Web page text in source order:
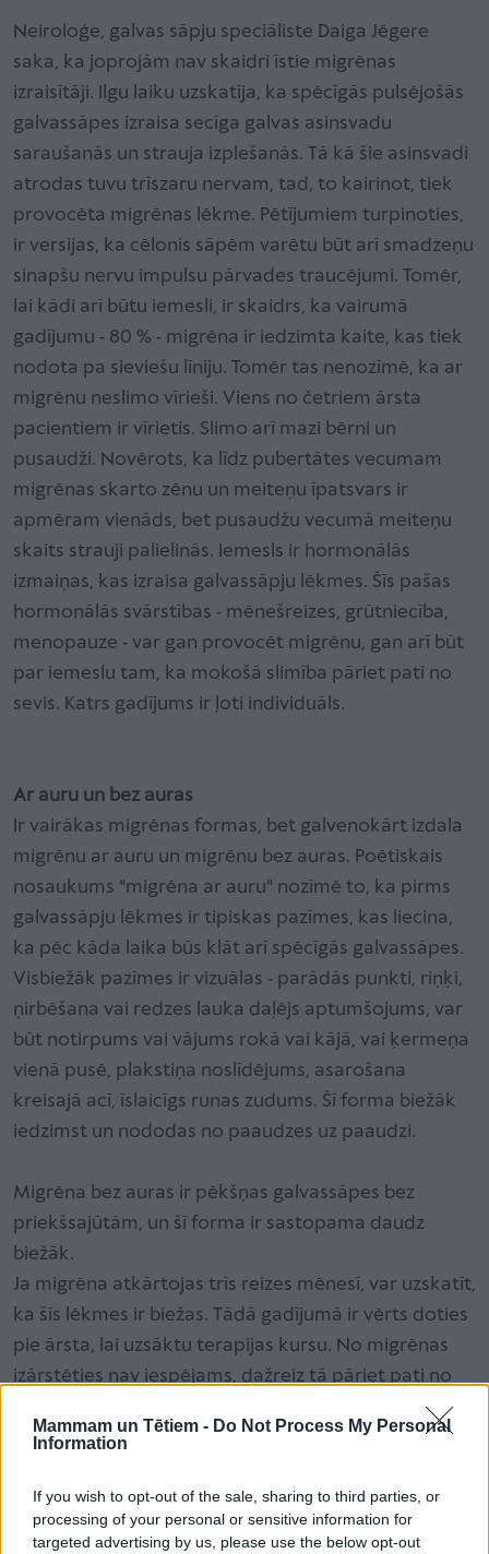
Mammam un Tētiem - Do Not Process My Personal
Information
If you wish to opt-out of the sale, sharing to third parties, or
processing of your personal or sensitive information for
targeted advertising by us, please use the below opt-out
Neiroloģe, galvas sāpju speciāliste Daiga Jēgere
saka, ka joprojām nav skaidri īstie migrēnas
izraisītāji. Ilgu laiku uzskatīja, ka spēcīgās pulsējošās
galvassāpes izraisa secīga galvas asinsvadu
saraušanās un strauja izplešanās. Tā kā šie asinsvadi
atrodas tuvu trīszaru nervam, tad, to kairinot, tiek
provocēta migrēnas lēkme. Pētījumiem turpinoties,
ir versijas, ka cēlonis sāpēm varētu būt arī smadzeņu
sinapšu nervu impulsu pārvades traucējumi. Tomēr,
lai kādi arī būtu iemesli, ir skaidrs, ka vairumā
gadījumu - 80 % - migrēna ir iedzimta kaite, kas tiek
nodota pa sieviešu līniju. Tomēr tas nenozīmē, ka ar
migrēnu neslimo vīrieši. Viens no četriem ārsta
pacientiem ir vīrietis. Slimo arī mazi bērni un
pusaudži. Novērots, ka līdz pubertātes vecumam
migrēnas skarto zēnu un meiteņu īpatsvars ir
apmēram vienāds, bet pusaudžu vecumā meiteņu
skaits strauji palielinās. Iemesls ir hormonālās
izmaiņas, kas izraisa galvassāpju lēkmes. Šīs pašas
hormonālās svārstības - mēnešreizes, grūtniecība,
menopauze - var gan provocēt migrēnu, gan arī būt
par iemeslu tam, ka mokošā slimība pāriet pati no
sevis. Katrs gadījums ir ļoti individuāls.
Ar auru un bez auras
Ir vairākas migrēnas formas, bet galvenokārt izdala
migrēnu ar auru un migrēnu bez auras. Poētiskais
nosaukums "migrēna ar auru" nozīmē to, ka pirms
galvassāpju lēkmes ir tipiskas pazīmes, kas liecina,
ka pēc kāda laika būs klāt arī spēcīgās galvassāpes.
Visbiežāk pazīmes ir vizuālas - parādās punkti, riņķi,
ņirbēšana vai redzes lauka daļējs aptumšojums, var
būt notirpums vai vājums rokā vai kājā, vai ķermeņa
vienā pusē, plakstiņa noslīdējums, asarošana
kreisajā acī, īslaicīgs runas zudums. Šī forma biežāk
iedzimst un nododas no paaudzes uz paaudzi.
Migrēna bez auras ir pēkšņas galvassāpes bez
priekšsajūtām, un šī forma ir sastopama daudz
biežāk.
Ja migrēna atkārtojas trīs reizes mēnesī, var uzskatīt,
ka šīs lēkmes ir biežas. Tādā gadījumā ir vērts doties
pie ārsta, lai uzsāktu terapijas kursu. No migrēnas
izārstēties nav iespējams, dažreiz tā pāriet pati no
sevis, bet ar medikamentu palīdzību ir iespējams
lēkmes kontrolēt un padarīt panesamākas un